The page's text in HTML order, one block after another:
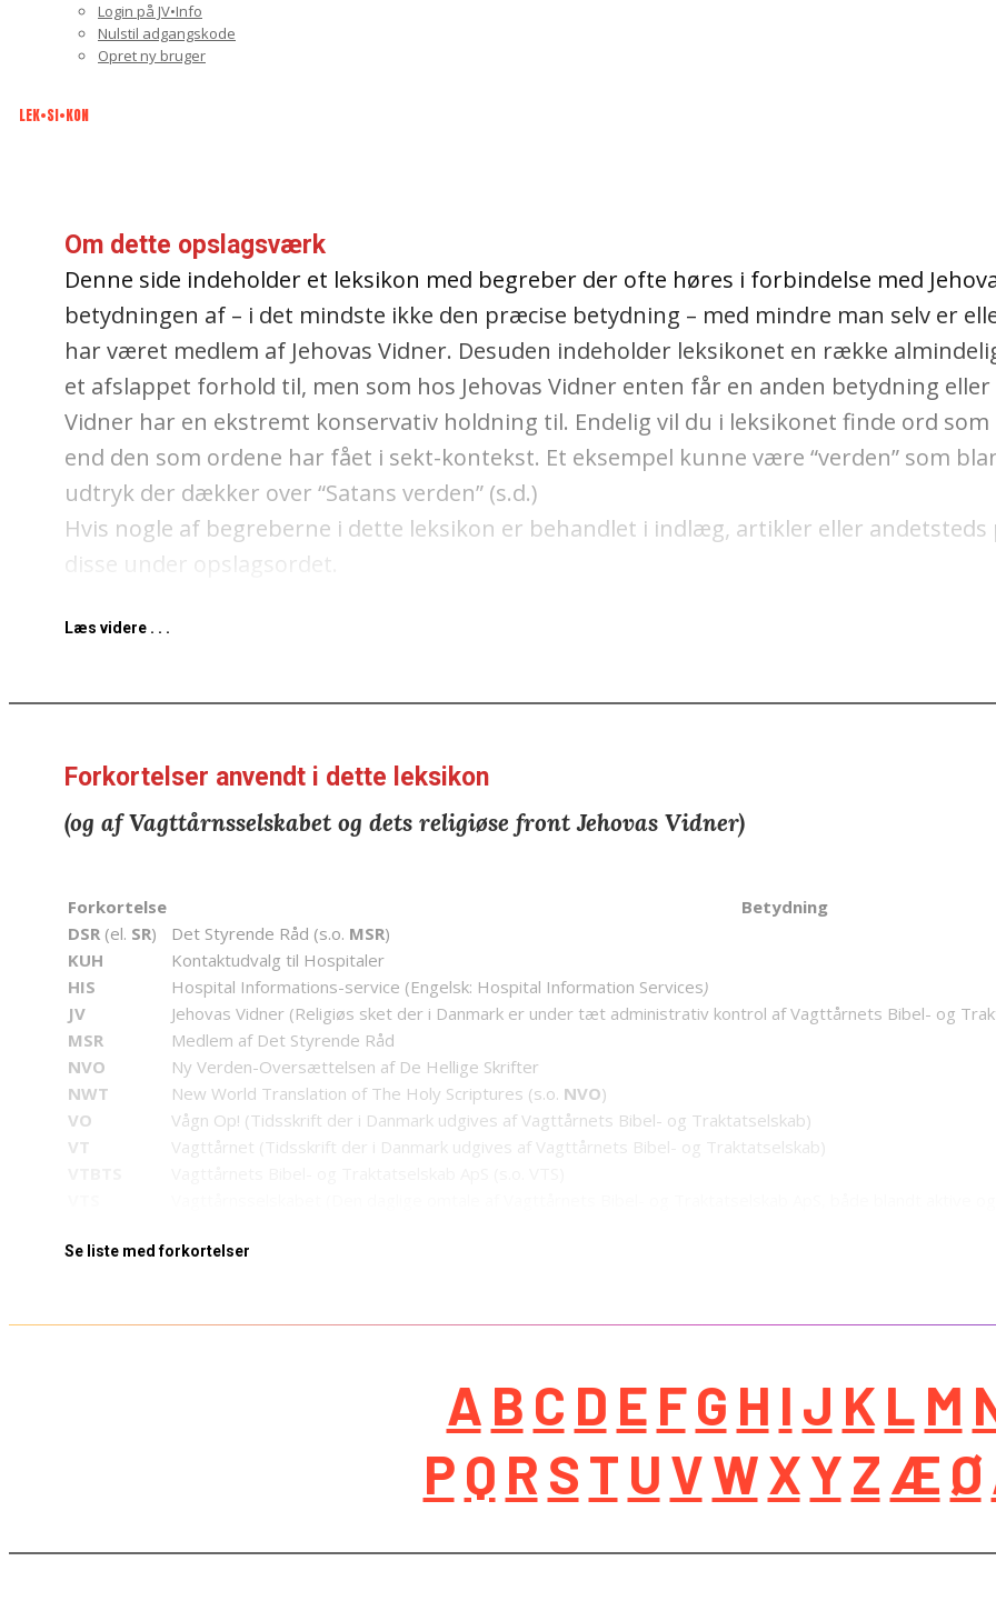
Login på JV•Info
Nulstil adgangskode
Opret ny bruger
LEK•SI•KON
Om dette opslagsværk
Denne side indeholder et leksikon med begreber der ofte høres i forbindelse med
betydningen af – i det mindste ikke den præcise betydning – med mindre man selv er
har været medlem af Jehovas Vidner. Desuden indeholder leksikonet en række
et afslappet forhold til, men som hos Jehovas Vidner enten får en anden betydning
Vidner har en ekstremt konservativ holdning til. Endelig vil du i leksikonet finde ord
end den som ordene har fået i sekt-kontekst. Et eksempel kunne være “verden” som
udtryk der dækker over “Satans verden” (s.d.)
Hvis nogle af begreberne i dette leksikon er behandlet i indlæg, artikler eller
disse under opslagsordet.
Læs videre . . .
Forkortelser anvendt i dette leksikon
(og af Vagttårnsselskabet og dets religiøse front Jehovas Vidner)
Forkortelse
Betydning
DSR (el. SR) Det Styrende Råd (s.o. MSR)
KUH
Kontaktudvalg til Hospitaler
HIS
Hospital Informations-service (Engelsk: Hospital Information Services)
JV
Jehovas Vidner (Religiøs sket der i Danmark er under tæt administrativ kontrol af Vagttårnets Bibel- og
MSR
Medlem af Det Styrende Råd
NVO
Ny Verden-Oversættelsen af De Hellige Skrifter
NWT
New World Translation of The Holy Scriptures (s.o. NVO)
VO
Vågn Op! (Tidsskrift der i Danmark udgives af Vagttårnets Bibel- og Traktatselskab)
VT
Vagttårnet (Tidsskrift der i Danmark udgives af Vagttårnets Bibel- og Traktatselskab)
Se liste med forkortelser
A B C D E FG H I J K L M
PQ R ST UVWXYZ ÆØ